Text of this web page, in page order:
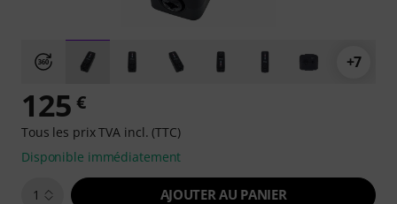
+7
125 €
Tous les prix TVA incl. (TTC)
Disponible immédiatement
1 AJOUTER AU PANIER